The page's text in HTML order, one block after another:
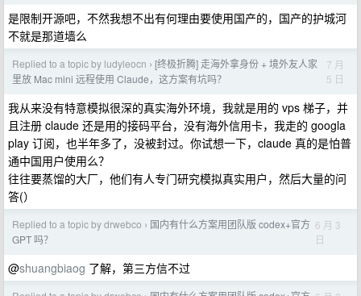
是限制开源吧，不然我想不出有何理由要使用国产的，国产的护城河
不就是那道墙么
Replied to a topic by ludyleocn › [终极折腾] 走海外拿身份 + 境外友人家
里放 Mac mini 远程使用 Claude，这方案有坑吗？
7 月
5 日
我从来没有特意模拟很深的真实海外环境，我就是用的 vps 梯子，并
且注册 claude 还是用的接码平台，没有海外信用卡，我走的 googla
play 订阅，也半年多了，没被封过。你试想一下，claude 真的是怕普
通中国用户使用么？
往往要蒸馏的大厂，他们有人专门研究模拟真实用户，然后大量的问
答(）
Replied to a topic by drwebco › 国内有什么方案用团队版 codex+官方
GPT 吗？
6 月 3
日
@shuangbiaog 了解，第三方信不过